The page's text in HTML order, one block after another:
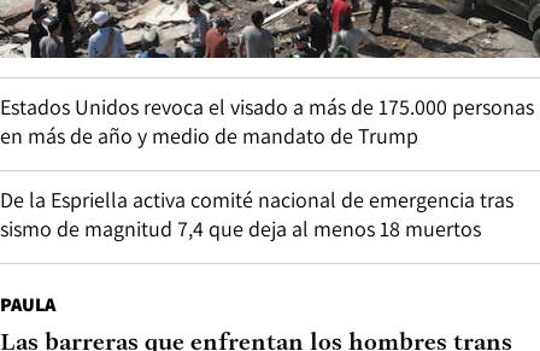
Estados Unidos revoca el visado a más de 175.000 personas
en más de año y medio de mandato de Trump
De la Espriella activa comité nacional de emergencia tras
sismo de magnitud 7,4 que deja al menos 18 muertos
PAULA
Las barreras que enfrentan los hombres trans